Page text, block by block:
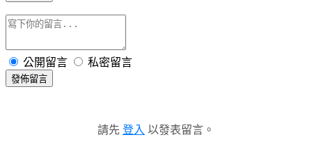
公開留言 私密留言
發佈留言
請先 登入 以發表留言。